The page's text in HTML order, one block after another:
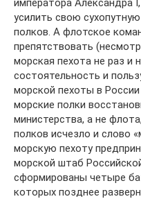
императора Александра
усилить свою
полков. А флотское
препятствовать
морская пехота не раз и
состоятельность и
морской пехоты в России
морские полки
министерства, а не
полков исчезло и слово
морскую пехоту
морской штаб
сформированы четыре
которых позднее